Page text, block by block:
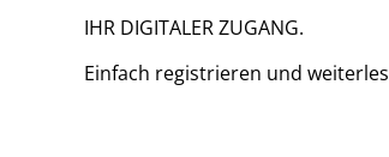
IHR DIGITALER ZUGANG.
Einfach registrieren und